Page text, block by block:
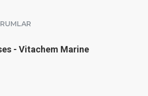
- Vitachem Marine